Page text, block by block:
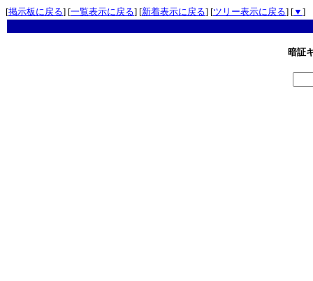
[掲示板に戻る] [一覧表示に戻る] [新着表示に戻る] [ツリー表示に戻る] [▼ ]
暗証